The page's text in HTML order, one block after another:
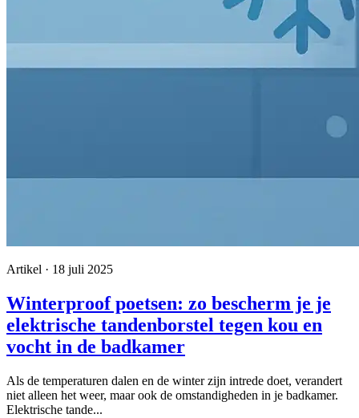
Artikel · 18 juli 2025
Winterproof poetsen: zo bescherm je je
elektrische tandenborstel tegen kou en
vocht in de badkamer
Als de temperaturen dalen en de winter zijn intrede doet, verandert
niet alleen het weer, maar ook de omstandigheden in je badkamer.
Elektrische tande...